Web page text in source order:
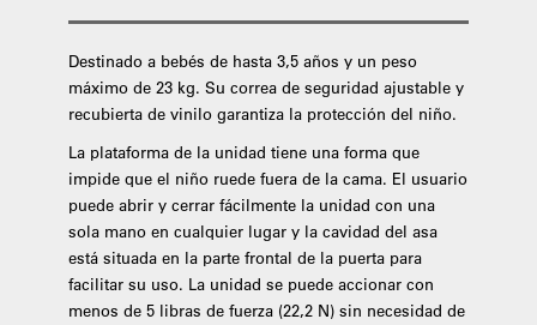
Destinado a bebés de hasta 3,5 años y un peso
máximo de 23 kg. Su correa de seguridad ajustable y
recubierta de vinilo garantiza la protección del niño.
La plataforma de la unidad tiene una forma que
impide que el niño ruede fuera de la cama. El usuario
puede abrir y cerrar fácilmente la unidad con una
sola mano en cualquier lugar y la cavidad del asa
está situada en la parte frontal de la puerta para
facilitar su uso. La unidad se puede accionar con
menos de 5 libras de fuerza (22,2 N) sin necesidad de